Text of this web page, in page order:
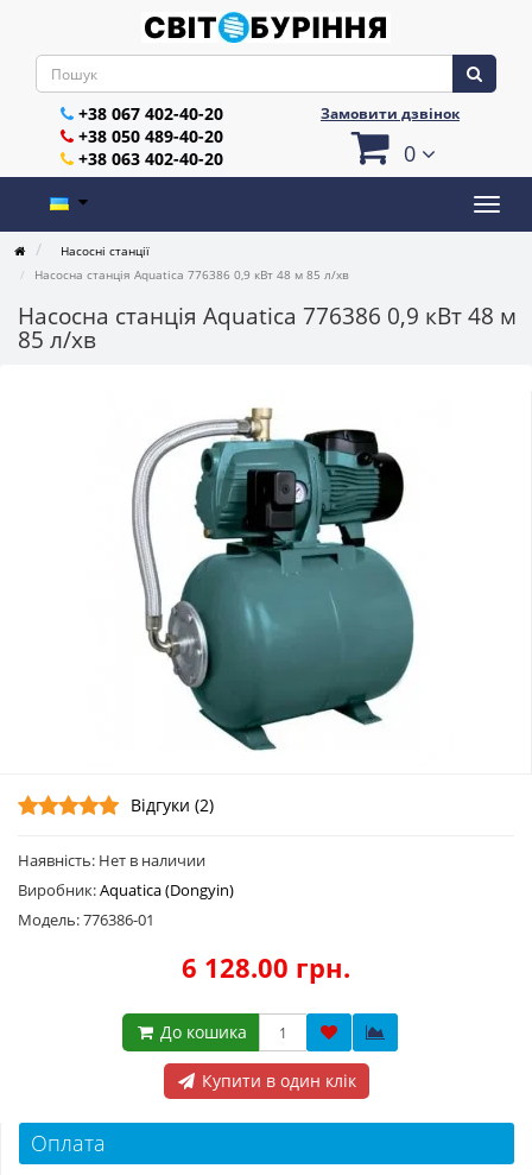
+38 067 402-40-20
+38 050 489-40-20
+38 063 402-40-20
Замовити дзвінок
0
Насосні станції
Насосна станція Aquatica 776386 0,9 кВт 48 м 85 л/хв
Насосна станція Aquatica 776386 0,9 кВт 48 м
85 л/хв
Відгуки (2)
Наявність: Нет в наличии
Виробник:Aquatica (Dongyin)
Модель: 776386-01
6 128.00 грн.
До кошика
Купити в один клік
Оплата